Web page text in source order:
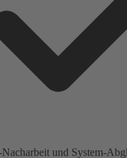
und System-